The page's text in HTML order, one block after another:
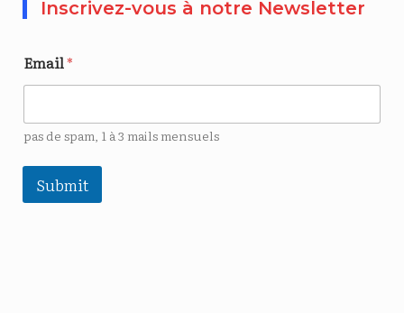
Inscrivez-vous à notre Newsletter
Email*
pas de spam, 1 à 3 mails mensuels
Submit